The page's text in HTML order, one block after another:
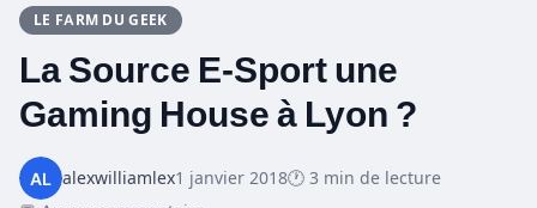
LE FARM DU GEEK
La Source E-Sport une
Gaming House à Lyon ?
alexwilliamlex1 janvier 2018🕐 3 min de lecture